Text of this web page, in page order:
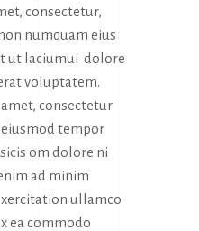
consectetur,
numquam eius
ut laciumui dolore
voluptatem.
consectetur
tempor
om dolore ni
ad minim
ullamco
ea commodo